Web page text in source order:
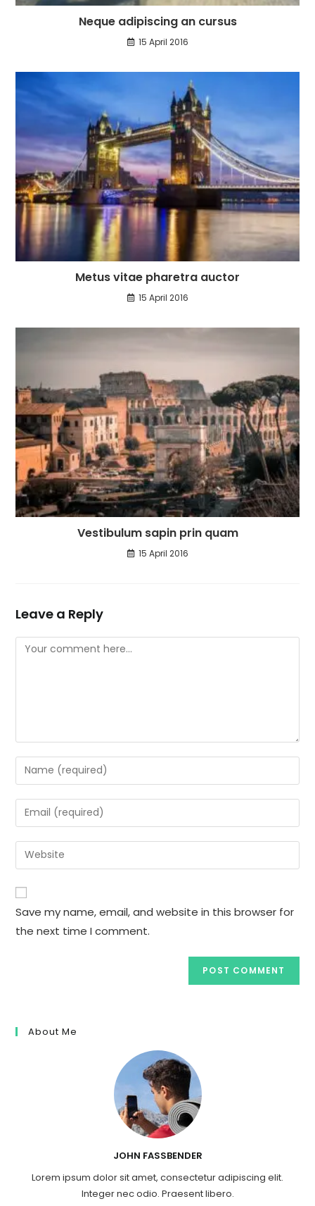
Neque adipiscing an cursus
15 April 2016
Metus vitae pharetra auctor
15 April 2016
Vestibulum sapin prin quam
15 April 2016
Leave a Reply
Comment
Enter
your
name
or
to
comment
Enter
your
email
address
comment
Enter
your
website
URL
(optional)
Save my name, email, and website in this browser for
the next time I comment.
About Me
JOHN FASSBENDER
Lorem ipsum dolor sit amet, consectetur adipiscing elit.
Integer nec odio. Praesent libero.